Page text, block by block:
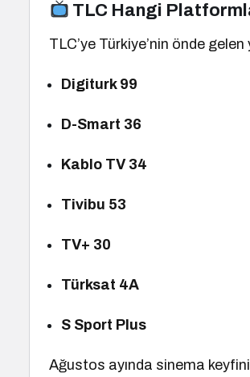
TLC Hangi
TLC’ye Türkiye’nin önde
Digiturk 99
D-Smart 36
Kablo TV 34
Tivibu 53
TV+ 30
Türksat 4A
S Sport Plus
Ağustos ayında sinema